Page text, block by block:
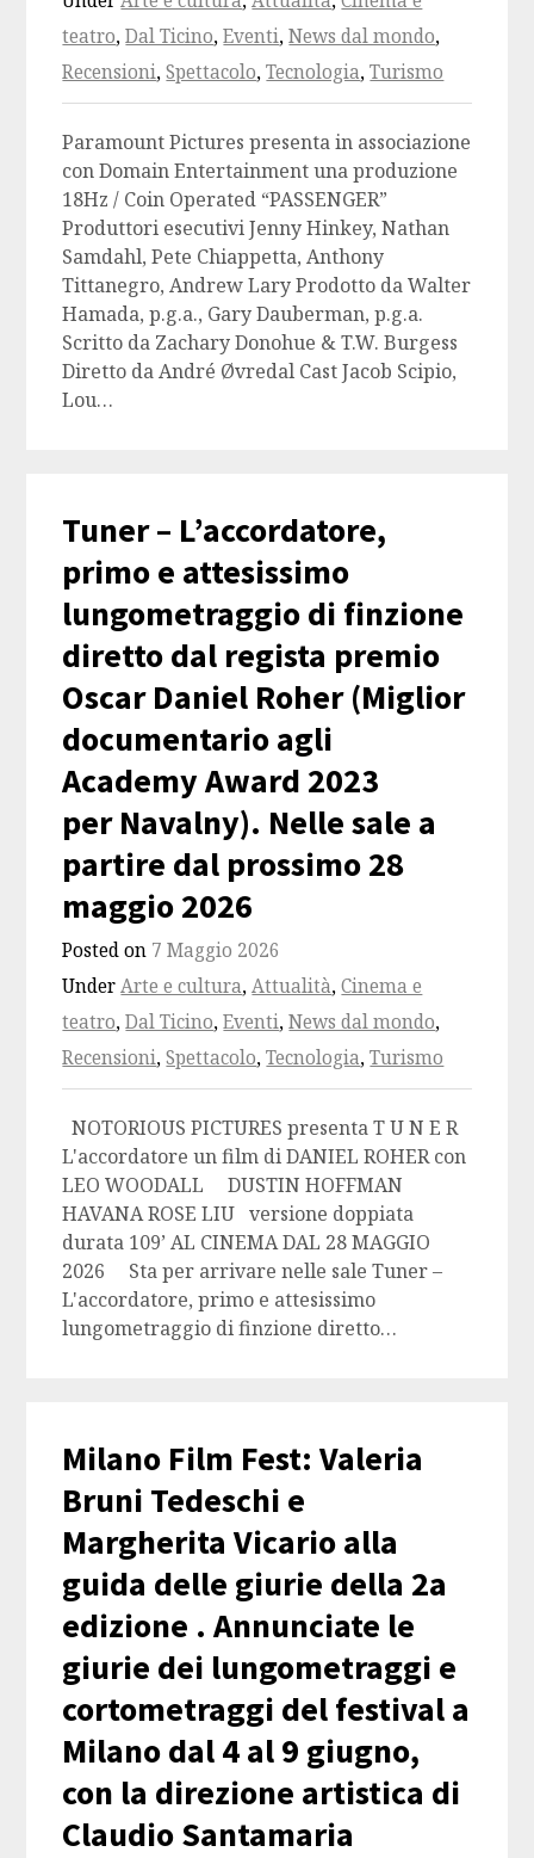
teatro,Dal Ticino,Eventi,News dal mondo,
Recensioni,Spettacolo,Tecnologia,Turismo
Paramount Pictures presenta in associazione
con Domain Entertainment una produzione
18Hz / Coin Operated “PASSENGER”
Produttori esecutivi Jenny Hinkey, Nathan
Samdahl, Pete Chiappetta, Anthony
Tittanegro, Andrew Lary Prodotto da Walter
Hamada, p.g.a., Gary Dauberman, p.g.a.
Scritto da Zachary Donohue & T.W. Burgess
Diretto da André Øvredal Cast Jacob Scipio,
Lou…
Tuner – L’accordatore,
primo e attesissimo
lungometraggio di finzione
diretto dal regista premio
Oscar Daniel Roher (Miglior
documentario agli
Academy Award 2023
per Navalny). Nelle sale a
partire dal prossimo 28
maggio 2026
Posted on 7 Maggio 2026
UnderArte e cultura,Attualità,Cinema e
teatro,Dal Ticino,Eventi,News dal mondo,
Recensioni,Spettacolo,Tecnologia,Turismo
NOTORIOUS PICTURES presenta T U N E R
L'accordatore un film di DANIEL ROHER con
LEO WOODALL DUSTIN HOFFMAN
HAVANA ROSE LIU versione doppiata
durata 109’ AL CINEMA DAL 28 MAGGIO
2026 Sta per arrivare nelle sale Tuner –
L'accordatore, primo e attesissimo
lungometraggio di finzione diretto…
Milano Film Fest: Valeria
Bruni Tedeschi e
Margherita Vicario alla
guida delle giurie della 2a
edizione . Annunciate le
giurie dei lungometraggi e
cortometraggi del festival a
Milano dal 4 al 9 giugno,
con la direzione artistica di
Claudio Santamaria